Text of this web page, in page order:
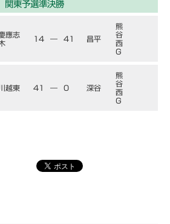
関東予選準決勝
應志
14 ― 41 昌平
熊
谷
西
G
越東 41 ― 0 深谷
熊
谷
西
G